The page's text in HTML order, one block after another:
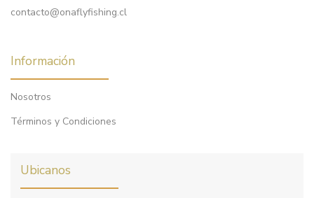
contacto@onaflyfishing.cl
Información
Nosotros
Términos y Condiciones
Ubicanos